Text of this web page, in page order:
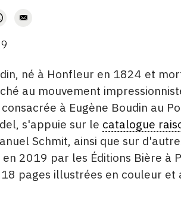
né à Honfleur en 1824 et
au mouvement
à Eugène Boudin au
s'appuie sur le catalogue
Schmit, ainsi que sur
2019 par les Éditions Bière à
pages illustrées en couleur et